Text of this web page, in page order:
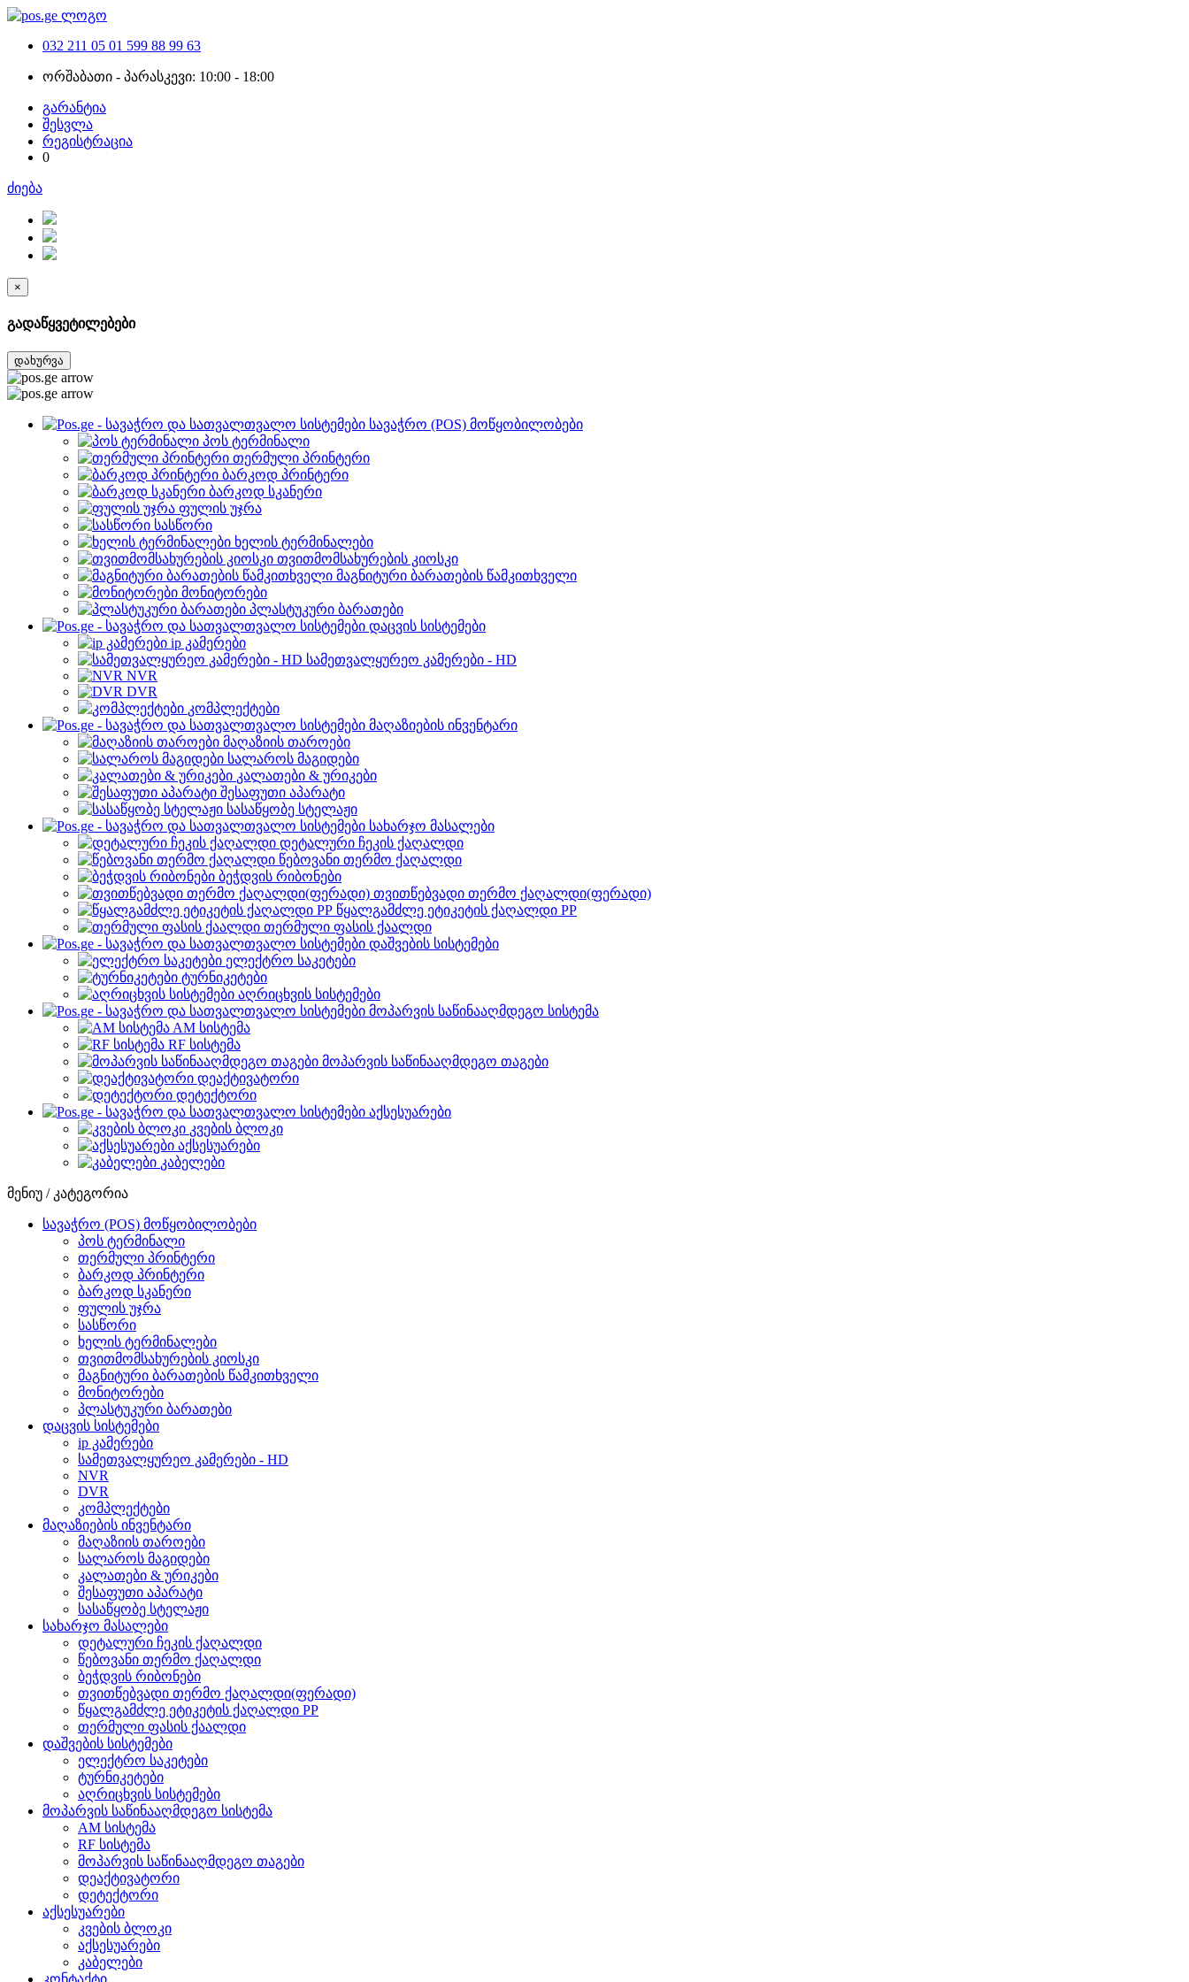
032 211 05 01 599 88 99 63
ორშაბათი - პარასკევი: 10:00 - 18:00
გარანტია
შესვლა
რეგისტრაცია
0
ძიება
×
გადაწყვეტილებები
დახურვა
სავაჭრო (POS) მოწყობილობები
პოს ტერმინალი
თერმული პრინტერი
ბარკოდ პრინტერი
ბარკოდ სკანერი
ფულის უჯრა
სასწორი
ხელის ტერმინალები
თვითმომსახურების კიოსკი
მაგნიტური ბარათების წამკითხველი
მონიტორები
პლასტუკური ბარათები
დაცვის სისტემები
ip კამერები
სამეთვალყურეო კამერები - HD
NVR
DVR
კომპლექტები
მაღაზიების ინვენტარი
მაღაზიის თაროები
სალაროს მაგიდები
კალათები & ურიკები
შესაფუთი აპარატი
სასაწყობე სტელაჟი
სახარჯო მასალები
დეტალური ჩეკის ქაღალდი
წებოვანი თერმო ქაღალდი
ბეჭდვის რიბონები
თვითწებვადი თერმო ქაღალდი(ფერადი)
წყალგამძლე ეტიკეტის ქაღალდი PP
თერმული ფასის ქაალდი
დაშვების სისტემები
ელექტრო საკეტები
ტურნიკეტები
აღრიცხვის სისტემები
მოპარვის საწინააღმდეგო სისტემა
AM სისტემა
RF სისტემა
მოპარვის საწინააღმდეგო თაგები
დეაქტივატორი
დეტექტორი
აქსესუარები
კვების ბლოკი
აქსესუარები
კაბელები
მენიუ / კატეგორია
სავაჭრო (POS) მოწყობილობები
პოს ტერმინალი
თერმული პრინტერი
ბარკოდ პრინტერი
ბარკოდ სკანერი
ფულის უჯრა
სასწორი
ხელის ტერმინალები
თვითმომსახურების კიოსკი
მაგნიტური ბარათების წამკითხველი
მონიტორები
პლასტუკური ბარათები
დაცვის სისტემები
ip კამერები
სამეთვალყურეო კამერები - HD
NVR
DVR
კომპლექტები
მაღაზიების ინვენტარი
მაღაზიის თაროები
სალაროს მაგიდები
კალათები & ურიკები
შესაფუთი აპარატი
სასაწყობე სტელაჟი
სახარჯო მასალები
დეტალური ჩეკის ქაღალდი
წებოვანი თერმო ქაღალდი
ბეჭდვის რიბონები
თვითწებვადი თერმო ქაღალდი(ფერადი)
წყალგამძლე ეტიკეტის ქაღალდი PP
თერმული ფასის ქაალდი
დაშვების სისტემები
ელექტრო საკეტები
ტურნიკეტები
აღრიცხვის სისტემები
მოპარვის საწინააღმდეგო სისტემა
AM სისტემა
RF სისტემა
მოპარვის საწინააღმდეგო თაგები
დეაქტივატორი
დეტექტორი
აქსესუარები
კვების ბლოკი
აქსესუარები
კაბელები
კონტაქტი